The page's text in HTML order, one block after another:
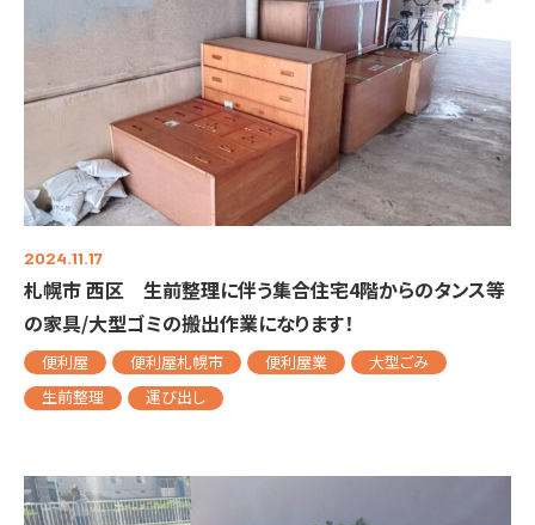
2024.11.17
札幌市 西区 生前整理に伴う集合住宅4階からのタンス等
の家具/大型ゴミの搬出作業になります！
便利屋 便利屋札幌市 便利屋業
大型ごみ
生前整理
運び出し